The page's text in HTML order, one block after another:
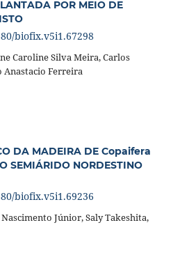
POR MEIO DE
biofix.v5i1.67298
Caroline Silva Meira, Carlos
Anastacio Ferreira
DA MADEIRA DE Copaifera
SEMIÁRIDO NORDESTINO
biofix.v5i1.69236
Júnior, Saly Takeshita,